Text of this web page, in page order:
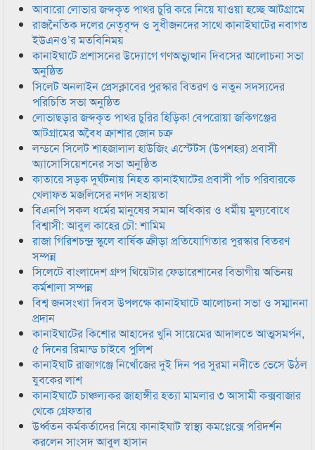
আবারো লোভার জব্দকৃত পাথর চুরি করে নিয়ে যাওয়া হচ্ছে আটগ্রামে
রাজনৈতিক দলের নেতৃবৃন্দ ও সুধীজনদের সাথে কানাইঘাটের নবাগত
ইউএনও’র মতবিনিময়
কানাইঘাটে প্রশাসনের উদ্যোগে গণঅভ্যুত্থান দিবসের আলোচনা সভা
অনুষ্ঠিত
সিলেট অনলাইন প্রেসক্লাবের পুরস্কার বিতরণ ও নতুন সদস্যদের
পরিচিতি সভা অনুষ্ঠিত
লোভাছড়ার জব্দকৃত পাথর চুরির হিড়িক! বেপরোয়া জকিগঞ্জের
আটগ্রামের অবৈধ ক্রাশার জোন চক্র
লন্ডনে সিলেট শাহজালাল হাউজিং এস্টেটস (উপশহর) প্রবাসী
অ্যাসোসিয়েশনের সভা অনুষ্ঠিত
কাতারে সড়ক দুর্ঘটনায় নিহত কানাইঘাটের প্রবাসী পাঁচ পরিবারকে
খেলাফত মজলিসের নগদ সহায়তা
বিএনপি সকল ধর্মের মানুষের সমান অধিকার ও ধর্মীয় মুল্যবোধে
বিশ্বাসী: আবুল কাহের চৌ: শামিম
রাজা গিরিশচন্দ্র স্কুলে বার্ষিক ক্রীড়া প্রতিযোগিতার পুরস্কার বিতরণ
সম্পন্ন
সিলেটে বাংলাদেশ গ্রুপ থিয়েটার ফেডারেশানের বিভাগীয় অভিনয়
কর্মশালা সম্পন্ন
বিশ্ব জনসংখ্যা দিবস উপলক্ষে কানাইঘাটে আলোচনা সভা ও সম্মাননা
প্রদান
কানাইঘাটের কিশোর আহাদের খুনি সায়েমের আদালতে আত্মসমর্পন,
৫ দিনের রিমান্ড চাইবে পুলিশ
কানাইঘাট রাজাগঞ্জে নিখোঁজের দুই দিন পর সুরমা নদীতে ভেসে উঠল
যুবকের লাশ
কানাইঘাটে চাঞ্চল্যকর জাহাঙ্গীর হত্যা মামলার ৩ আসামী কক্সবাজার
থেকে গ্রেফতার
উর্ধ্বতন কর্মকর্তাদের নিয়ে কানাইঘাট স্বাস্থ্য কমপ্লেক্সে পরিদর্শন
করলেন সাংসদ আবুল হাসান